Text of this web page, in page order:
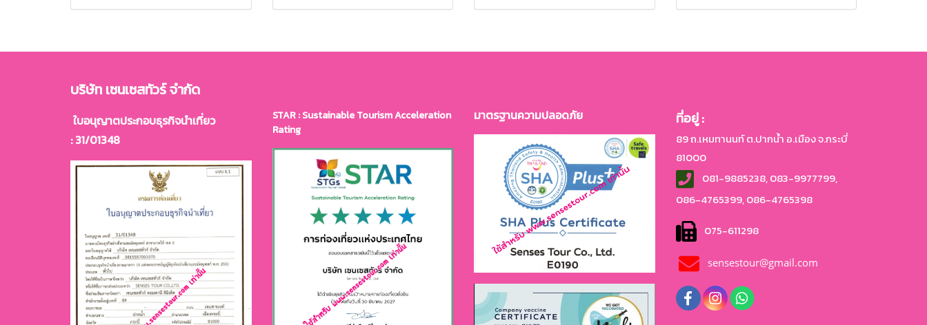
บริษัท เซนเซสทัวร์ จำกัด
ใบอนุญาตประกอบธุรกิจนำเที่ยว
: 31/01348
STAR : Sustainable Tourism Acceleration
Rating
มาตรฐานความปลอดภัย ที่อยู่ :
89 ถ.เหมทานนท์ ต.ปากน้ำ อ.เมือง จ.กระบี่
81000
081-9885238, 083-9977799,
086-4765399, 086-4765398
075-611298
sensestour@gmail.com